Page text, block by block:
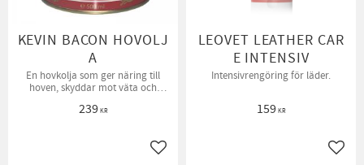
KEVIN BACON HOVOLJ
A
En hovkolja som ger näring till
hoven, skyddar mot väta och
hovtillväxten.
239KR
Lägg till i favoriter
LEOVET LEATHER CAR
E INTENSIV
Intensivrengöring för läder.
159KR